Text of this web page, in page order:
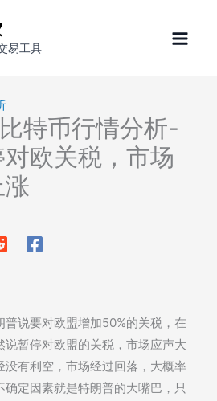
易工具
特币行情分析-
欧关税，市场
普说要对欧盟增加50%的关税，在
说暂停对欧盟的关税，市场应声大
没有利空，市场经过回落，大概率
定因素就是特朗普的大嘴巴，只